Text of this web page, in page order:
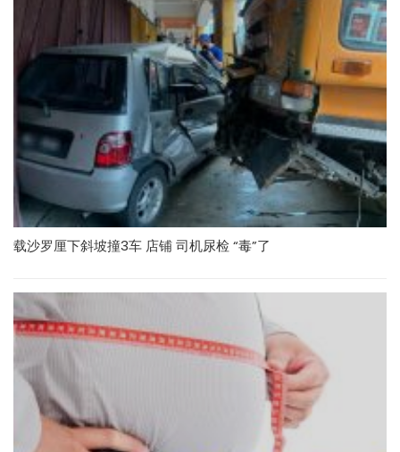
载沙罗厘下斜坡撞3车 店铺 司机尿检 “毒”了